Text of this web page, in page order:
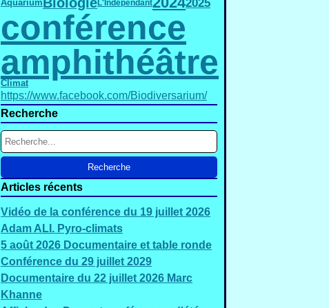
Aquarium
L'Indépendant 2025
conférence
amphithéâtre
Climat
https://www.facebook.com/Biodiversarium/
Recherche
Articles récents
Vidéo de la conférence du 19 juillet 2026
Adam ALI. Pyro-climats
5 août 2026 Documentaire et table ronde
Conférence du 29 juillet 2029
Documentaire du 22 juillet 2026 Marc
Khanne